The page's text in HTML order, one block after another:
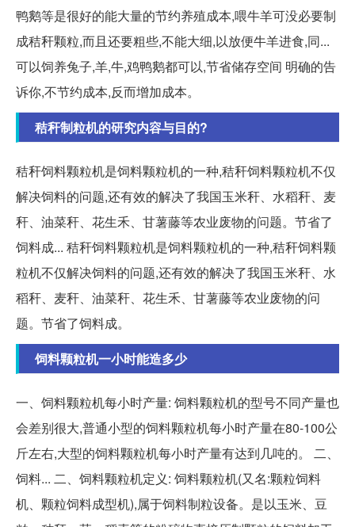
鸭鹅等是很好的能大量的节约养殖成本,喂牛羊可没必要制
成秸秆颗粒,而且还要粗些,不能大细,以放便牛羊进食,同...
可以饲养兔子,羊,牛,鸡鸭鹅都可以,节省储存空间 明确的告
诉你,不节约成本,反而增加成本。
秸秆制粒机的研究内容与目的?
秸秆饲料颗粒机是饲料颗粒机的一种,秸秆饲料颗粒机不仅
解决饲料的问题,还有效的解决了我国玉米秆、水稻秆、麦
秆、油菜秆、花生禾、甘薯藤等农业废物的问题。节省了
饲料成... 秸秆饲料颗粒机是饲料颗粒机的一种,秸秆饲料颗
粒机不仅解决饲料的问题,还有效的解决了我国玉米秆、水
稻秆、麦秆、油菜秆、花生禾、甘薯藤等农业废物的问
题。节省了饲料成。
饲料颗粒机一小时能造多少
一、饲料颗粒机每小时产量: 饲料颗粒机的型号不同产量也
会差别很大,普通小型的饲料颗粒机每小时产量在80-100公
斤左右,大型的饲料颗粒机每小时产量有达到几吨的。 二、
饲料... 二、饲料颗粒机定义: 饲料颗粒机(又名:颗粒饲料
机、颗粒饲料成型机),属于饲料制粒设备。是以玉米、豆